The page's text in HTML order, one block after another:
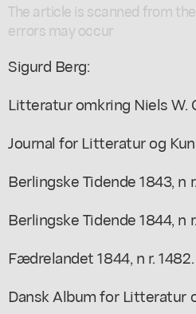
The article is scanned from
errors may occur
Sigurd Berg:
Litteratur omkring Niels W.
Journal for Litteratur og
Berlingske Tidende 1843, n
Berlingske Tidende 1844, n
Fædrelandet 1844, n r. 1482.
Dansk Album for Litteratur